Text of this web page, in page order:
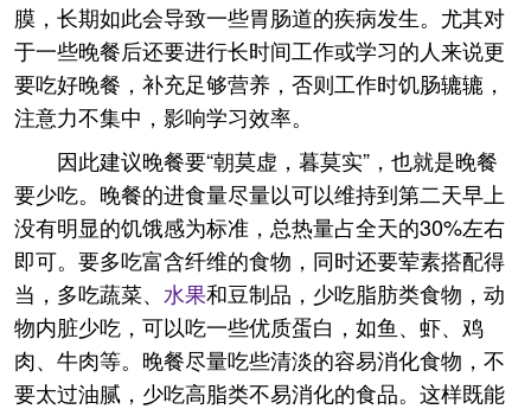
膜，长期如此会导致一些胃肠道的疾病发生。尤其对
于一些晚餐后还要进行长时间工作或学习的人来说更
要吃好晚餐，补充足够营养，否则工作时饥肠辘辘，
注意力不集中，影响学习效率。
因此建议晚餐要“朝莫虚，暮莫实”，也就是晚餐
要少吃。晚餐的进食量尽量以可以维持到第二天早上
没有明显的饥饿感为标准，总热量占全天的30%左右
即可。要多吃富含纤维的食物，同时还要荤素搭配得
当，多吃蔬菜、 水果和豆制品，少吃脂肪类食物，动
物内脏少吃，可以吃一些优质蛋白，如鱼、虾、鸡
肉、牛肉等。晚餐尽量吃些清淡的容易消化食物，不
要太过油腻，少吃高脂类不易消化的食品。这样既能